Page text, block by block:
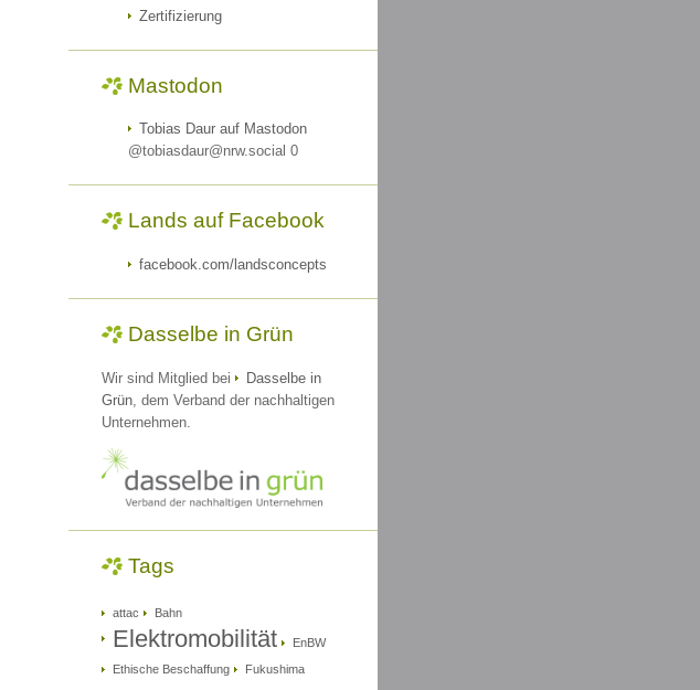
Zertifizierung
Mastodon
Tobias Daur auf Mastodon
@tobiasdaur@nrw.social 0
Lands auf Facebook
facebook.com/landsconcepts
Dasselbe in Grün
Wir sind Mitglied bei
Dasselbe in
Grün , dem Verband der nachhaltigen
Unternehmen.
Tags
attac Bahn
Elektromobilität
EnBW
Ethische Beschaffung
Fukushima